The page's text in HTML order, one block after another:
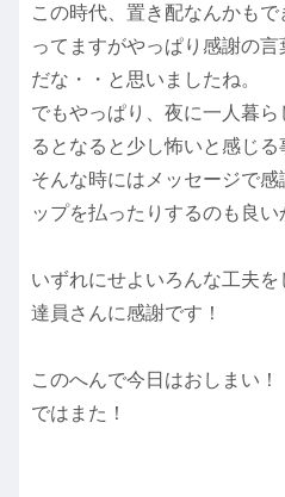
この時代、置き配なんかも
ってますがやっぱり感謝の
だな・・と思いましたね。
でもやっぱり、夜に一人暮
るとなると少し怖いと感じる
そんな時にはメッセージで
ップを払ったりするのも良い
いずれにせよいろんな工夫
達員さんに感謝です！
このへんで今日はおしまい！
ではまた！